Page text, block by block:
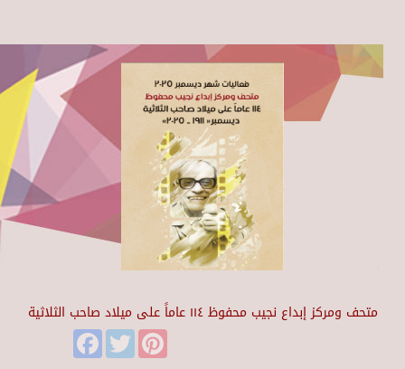
متحف ومركز إبداع نجيب محفوظ ١١٤ عاماً على ميلاد صاحب الثلاثية
FacebookTwitter